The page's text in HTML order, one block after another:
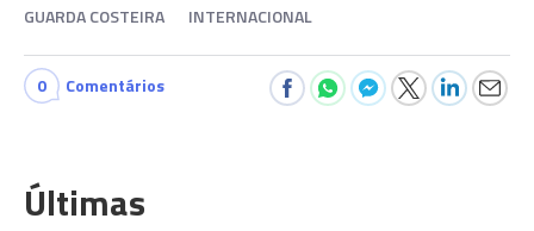
GUARDA COSTEIRA
INTERNACIONAL
0 Comentários
Últimas